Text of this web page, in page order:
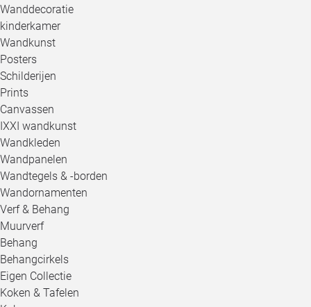
Wanddecoratie
kinderkamer
Wandkunst
Posters
Schilderijen
Prints
Canvassen
IXXI wandkunst
Wandkleden
Wandpanelen
Wandtegels & -borden
Wandornamenten
Verf & Behang
Muurverf
Behang
Behangcirkels
Eigen Collectie
Koken & Tafelen